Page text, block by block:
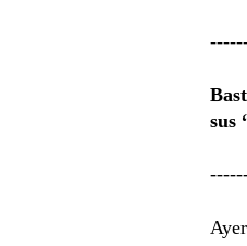
sus